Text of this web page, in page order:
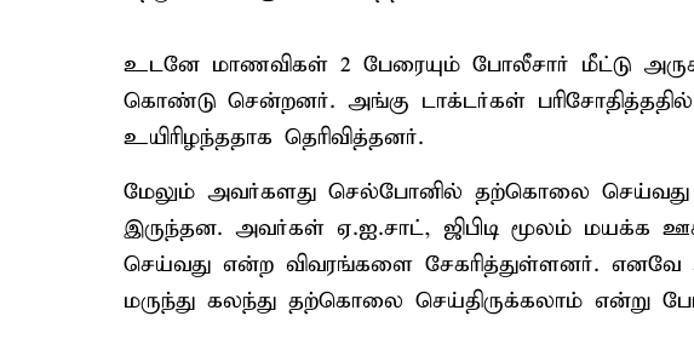
உடனே மாணவிகள் 2 பேரையும் போலீசார் மீட்டு
கொண்டு சென்றனர். அங்கு டாக்டர்கள் பரிசோதித்ததில்
உயிரிழந்ததாக தெரிவித்தனர்.
மேலும் அவர்களது செல்போனில் தற்கொலை
இருந்தன. அவர்கள் ஏ.ஐ.சாட், ஜிபிடி மூலம் மயக்க
செய்வது என்ற விவரங்களை சேகரித்துள்ளனர்.
மருந்து கலந்து தற்கொலை செய்திருக்கலாம் என்று